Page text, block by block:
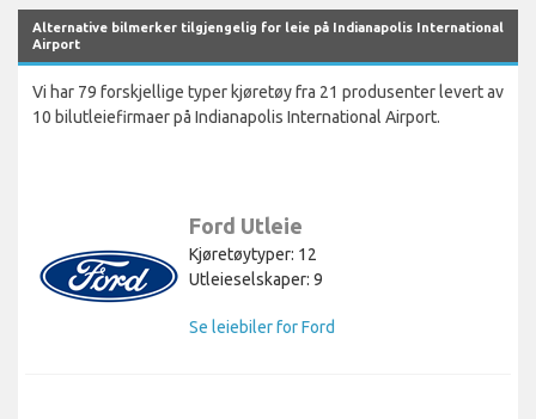
Alternative bilmerker tilgjengelig for leie på Indianapolis International
Airport
Vi har 79 forskjellige typer kjøretøy fra 21 produsenter levert av
10 bilutleiefirmaer på Indianapolis International Airport.
Ford Utleie
Kjøretøytyper: 12
Utleieselskaper: 9
Se leiebiler for Ford